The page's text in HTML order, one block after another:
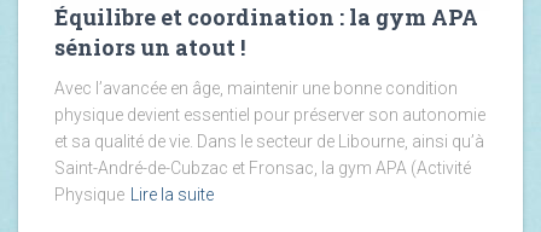
Équilibre et coordination : la gym APA
séniors un atout !
Avec l’avancée en âge, maintenir une bonne condition
physique devient essentiel pour préserver son autonomie
et sa qualité de vie. Dans le secteur de Libourne, ainsi qu’à
Saint-André-de-Cubzac et Fronsac, la gym APA (Activité
Physique
Lire la suite